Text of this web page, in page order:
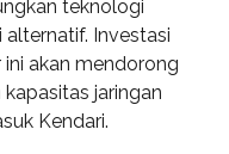
teknologi
Investasi
akan mendorong
jaringan
Kendari.